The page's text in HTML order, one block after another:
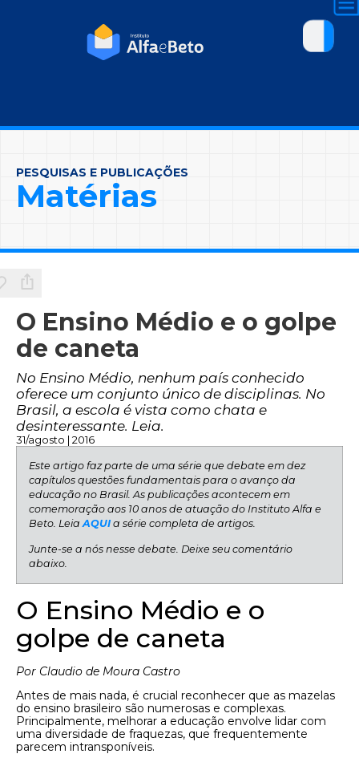
PESQUISAS E PUBLICAÇÕES
Matérias
O Ensino Médio e o golpe
de caneta
No Ensino Médio, nenhum país conhecido
oferece um conjunto único de disciplinas. No
Brasil, a escola é vista como chata e
desinteressante. Leia.
31/agosto | 2016
Este artigo faz parte de uma série que debate em dez
capítulos questões fundamentais para o avanço da
educação no Brasil. As publicações acontecem em
comemoração aos 10 anos de atuação do Instituto Alfa e
Beto. LeiaAQUI a série completa de artigos.
Junte-se a nós nesse debate. Deixe seu comentário
abaixo.
O Ensino Médio e o
golpe de caneta
Por Claudio de Moura Castro
Antes de mais nada, é crucial reconhecer que as mazelas
do ensino brasileiro são numerosas e complexas.
Principalmente, melhorar a educação envolve lidar com
uma diversidade de fraquezas, que frequentemente
parecem intransponíveis.